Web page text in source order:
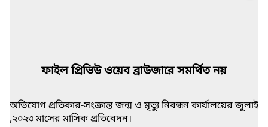
ফাইল প্রিভিউ ওয়েব ব্রাউজারে সমর্থিত নয়
অভিযোগ প্রতিকার-সংক্রান্ত জন্ম ও মৃত্যু নিবন্ধন কার্যালয়ের জুলাই
,২০২৩ মাসের মাসিক প্রতিবেদন।